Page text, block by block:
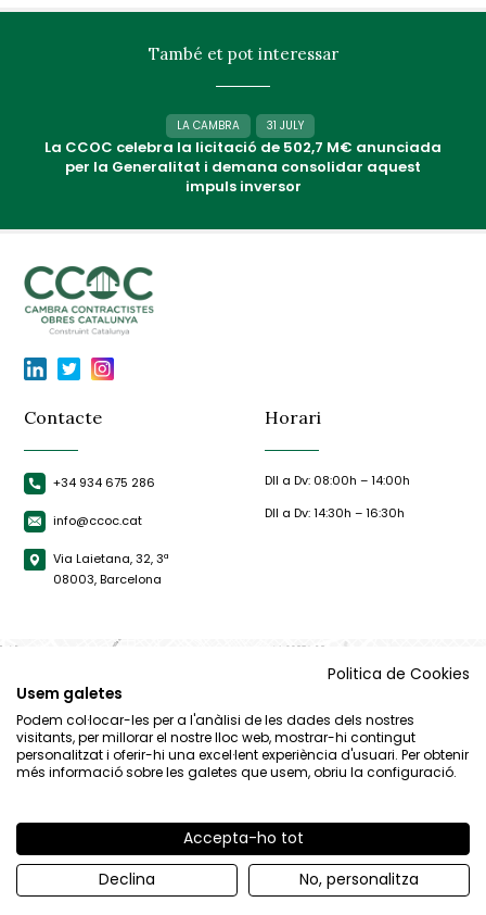
També et pot interessar
LA CAMBRA 31 JULY
La CCOC celebra la licitació de 502,7 M€ anunciada
per la Generalitat i demana consolidar aquest
impuls inversor
Contacte
+34 934 675 286
info@ccoc.cat
Via Laietana, 32, 3ª
08003, Barcelona
Horari
Dll a Dv: 08:00h – 14:00h
Dll a Dv: 14:30h – 16:30h
Avís Legal Política de privacitat | Política de cookies
By 100x100.net
Politica de Cookies
Usem galetes
Podem col·locar-les per a l'anàlisi de les dades dels nostres
visitants, per millorar el nostre lloc web, mostrar-hi contingut
personalitzat i oferir-hi una excel·lent experiència d'usuari. Per obtenir
més informació sobre les galetes que usem, obriu la configuració.
Accepta-ho tot
Declina
No, personalitza